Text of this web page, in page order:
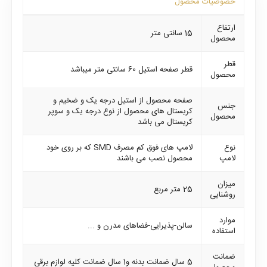
ارتفاع
محصول
15 سانتی متر
قطر
محصول
قطر صفحه استیل 60 سانتی متر میباشد
جنس
محصول
صفحه محصول از استیل درجه یک و ضخیم و
کریستال های محصول از نوع درجه یک و سوپر
کریستال می باشد
نوع
لامپ
لامپ های فوق کم مصرف SMD که بر روی خود
محصول نصب می باشند
میزان
روشنایی
25 متر مربع
موارد
استفاده
سالن-پذیرایی-فضاهای مدرن و ...
ضمانت
5 سال ضمانت بدنه و1 سال ضمانت کلیه لوازم برقی